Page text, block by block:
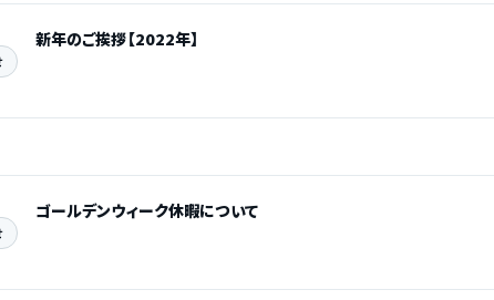
新年のご挨拶【2022年】
ゴールデンウィーク休暇について